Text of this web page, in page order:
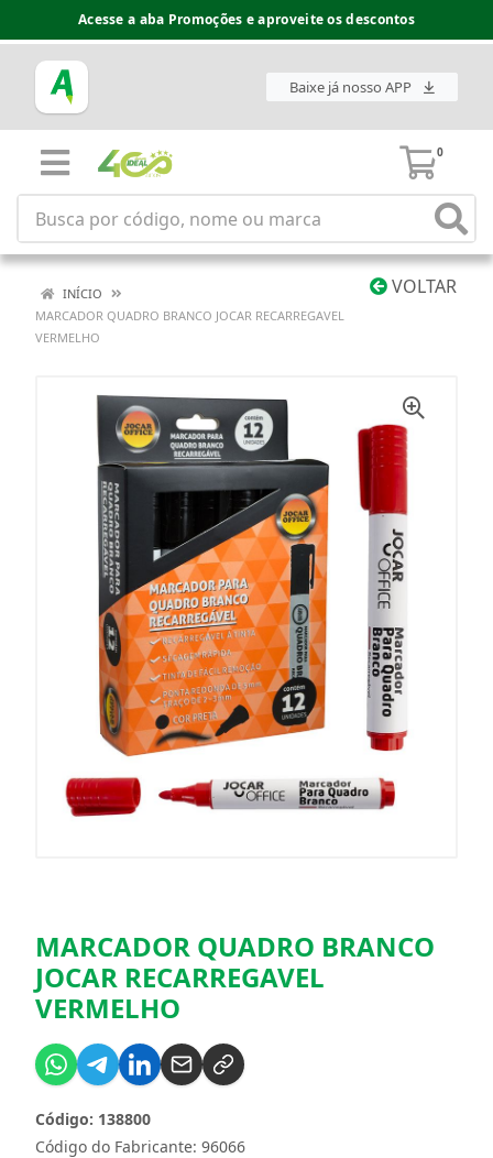
Acesse a aba Promoções e aproveite os descontos
Baixe já nosso APP
0
VOLTAR
INÍCIO
MARCADOR QUADRO BRANCO JOCAR RECARREGAVEL
VERMELHO
MARCADOR QUADRO BRANCO
JOCAR RECARREGAVEL
VERMELHO
Código do Fabricante: 96066
Código: 138800